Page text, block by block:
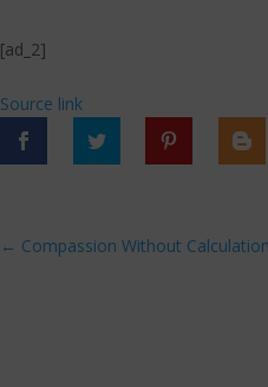
[ad_2]
Source link
← Compassion Without